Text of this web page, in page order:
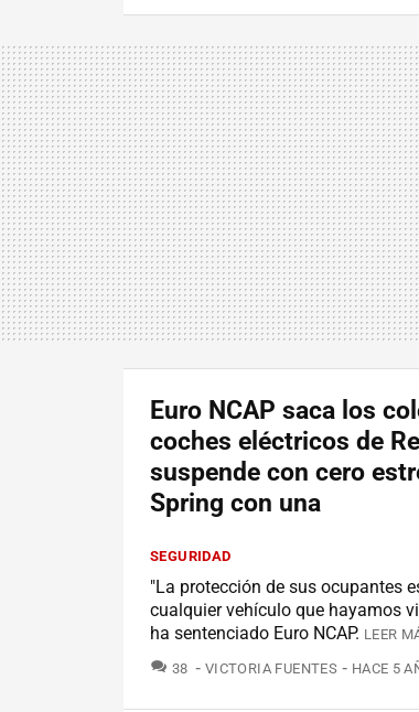
Euro NCAP saca los
coches eléctricos de
suspende con cero
Spring con una
SEGURIDAD
"La protección de sus ocupantes
cualquier vehículo que hayamos
ha sentenciado Euro NCAP. LEER
38 COMENTARIOS
VICTORIA FUENTES HACE 5